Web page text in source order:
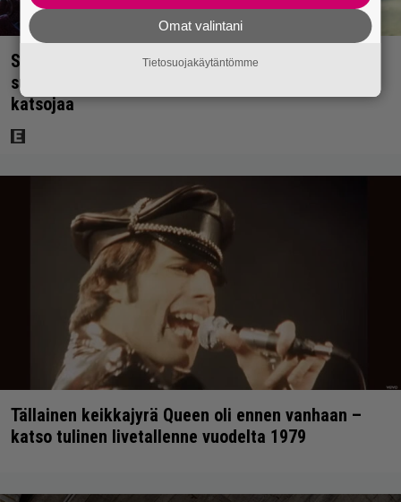
Scifihetki: Ilmaiskatselussa 100 miljoonan dollarin
supersankarielokuva – sai Suomessa 4017
katsojaa
Tällainen keikkajyrä Queen oli ennen vanhaan –
katso tulinen livetallenne vuodelta 1979
Omat valintani
Tietosuojakäytäntömme